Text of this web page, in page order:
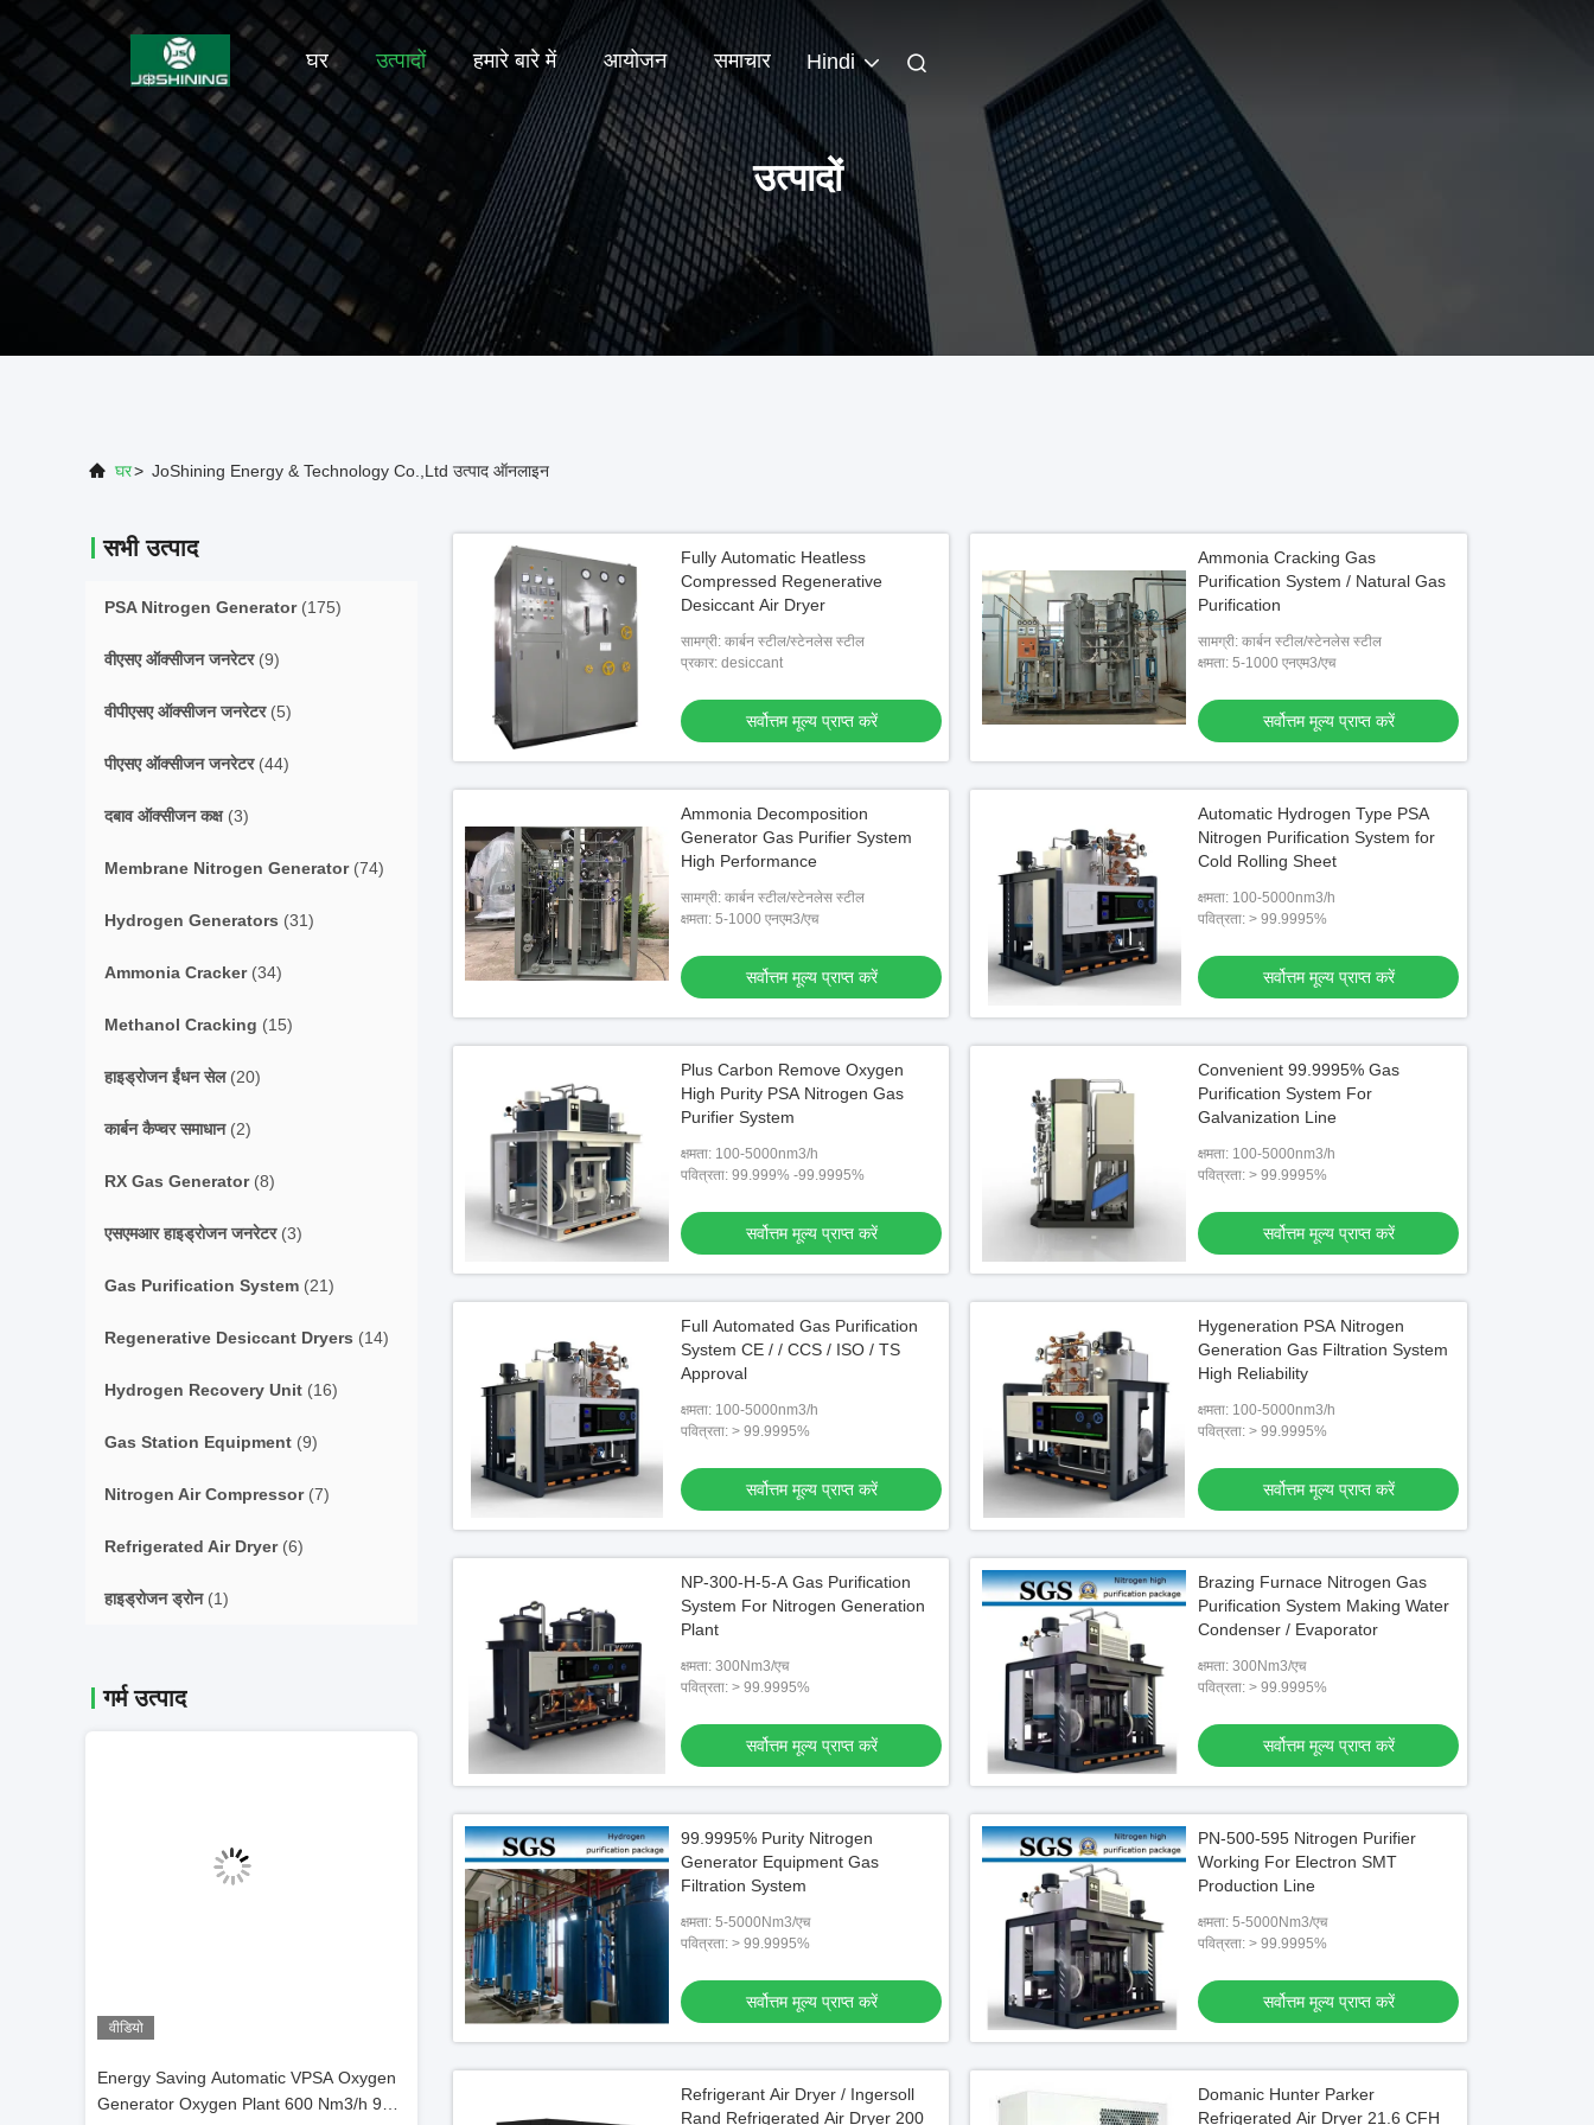
घर उत्पादों हमारे बारे में आयोजन समाचार Hindi
उत्पादों
घर> JoShining Energy & Technology Co.,Ltd उत्पाद ऑनलाइन
सभी उत्पाद
PSA Nitrogen Generator(175)
वीएसए ऑक्सीजन जनरेटर(9)
वीपीएसए ऑक्सीजन जनरेटर(5)
पीएसए ऑक्सीजन जनरेटर(44)
दबाव ऑक्सीजन कक्ष(3)
Membrane Nitrogen Generator(74)
Hydrogen Generators (31)
Ammonia Cracker(34)
Methanol Cracking (15)
हाइड्रोजन ईंधन सेल(20)
कार्बन कैप्चर समाधान(2)
RX Gas Generator(8)
एसएमआर हाइड्रोजन जनरेटर(3)
Gas Purification System (21)
Regenerative Desiccant Dryers (14)
Hydrogen Recovery Unit (16)
Gas Station Equipment (9)
Nitrogen Air Compressor(7)
Refrigerated Air Dryer(6)
हाइड्रोजन ड्रोन(1)
गर्म उत्पाद
VPSA Oxygen 90-95% Purity VSA Oxygen Generator
100-5000m3/h Flow
वीडियो
Oxygen Generator For Glass
वीडियो
Hyperbaric Oxygen Chamber For
वीडियो
VPSA Oxygen Plant For Chemical
वीडियो
Fully Automatic Heatless
Compressed Regenerative
Desiccant Air Dryer
सामग्री: कार्बन स्टील/स्टेनलेस स्टील
प्रकार: desiccant
सर्वोत्तम मूल्य प्राप्त करें
Ammonia Cracking Gas
Purification System / Natural Gas
Purification
सामग्री: कार्बन स्टील/स्टेनलेस स्टील
क्षमता: 5-1000 एनएम3/एच
सर्वोत्तम मूल्य प्राप्त करें
Ammonia Decomposition
Generator Gas Purifier System
High Performance
सामग्री: कार्बन स्टील/स्टेनलेस स्टील
क्षमता: 5-1000 एनएम3/एच
सर्वोत्तम मूल्य प्राप्त करें
Automatic Hydrogen Type PSA
Nitrogen Purification System for
Cold Rolling Sheet
क्षमता: 100-5000nm3/h
पवित्रता: > 99.9995%
सर्वोत्तम मूल्य प्राप्त करें
Plus Carbon Remove Oxygen
High Purity PSA Nitrogen Gas
Purifier System
क्षमता: 100-5000nm3/h
पवित्रता: 99.999% -99.9995%
सर्वोत्तम मूल्य प्राप्त करें
Convenient 99.9995% Gas
Purification System For
Galvanization Line
क्षमता: 100-5000nm3/h
पवित्रता: > 99.9995%
सर्वोत्तम मूल्य प्राप्त करें
Full Automated Gas Purification
System CE / / CCS / ISO / TS
Approval
क्षमता: 100-5000nm3/h
पवित्रता: > 99.9995%
सर्वोत्तम मूल्य प्राप्त करें
Hygeneration PSA Nitrogen
Generation Gas Filtration System
High Reliability
क्षमता: 100-5000nm3/h
पवित्रता: > 99.9995%
सर्वोत्तम मूल्य प्राप्त करें
NP-300-H-5-A Gas Purification
System For Nitrogen Generation
Plant
क्षमता: 300Nm3/एच
पवित्रता: > 99.9995%
सर्वोत्तम मूल्य प्राप्त करें
Brazing Furnace Nitrogen Gas
Purification System Making Water
Condenser / Evaporator
क्षमता: 300Nm3/एच
पवित्रता: > 99.9995%
सर्वोत्तम मूल्य प्राप्त करें
99.9995% Purity Nitrogen
Generator Equipment Gas
Filtration System
क्षमता: 5-5000Nm3/एच
पवित्रता: > 99.9995%
सर्वोत्तम मूल्य प्राप्त करें
PN-500-595 Nitrogen Purifier
Working For Electron SMT
Production Line
क्षमता: 5-5000Nm3/एच
पवित्रता: > 99.9995%
सर्वोत्तम मूल्य प्राप्त करें
Refrigerant Air Dryer / Ingersoll
Rand Refrigerated Air Dryer 200
Domanic Hunter Parker
Refrigerated Air Dryer 21.6 CFH